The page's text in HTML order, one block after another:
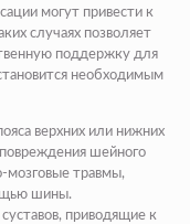
могут привести к
случаях позволяет
поддержку для
необходимым
верхних или нижних
шейного
мозговые травмы,
шины.
приводящие к